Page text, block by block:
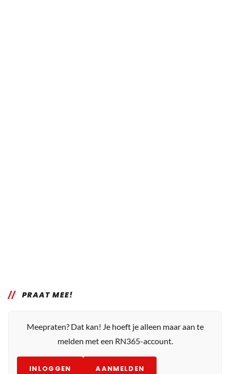
PRAAT MEE!
Meepraten? Dat kan! Je hoeft je alleen maar aan te
melden met een RN365-account.
INLOGGEN AANMELDEN